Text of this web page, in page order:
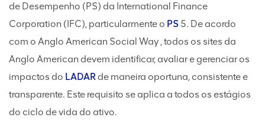
de Desempenho (PS) da International Finance
Corporation (IFC), particularmente o PS 5. De acordo
com o Anglo American Social Way , todos os sites da
Anglo American devem identificar, avaliar e gerenciar os
impactos do LADAR de maneira oportuna, consistente e
transparente. Este requisito se aplica a todos os estágios
do ciclo de vida do ativo.